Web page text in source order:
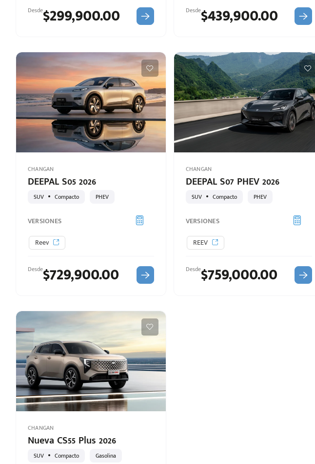
$299,900.00
Desde $439,900.00
Desde
DEEPAL S05 2026
CHANGAN
SUV Compacto PHEV
VERSIONES
Reev
$729,900.00
Desde
DEEPAL S07 PHEV 2026
CHANGAN
SUV Compacto PHEV
VERSIONES
REEV
$759,000.00
Desde
Nueva CS55 Plus 2026
CHANGAN
SUV Compacto Gasolina